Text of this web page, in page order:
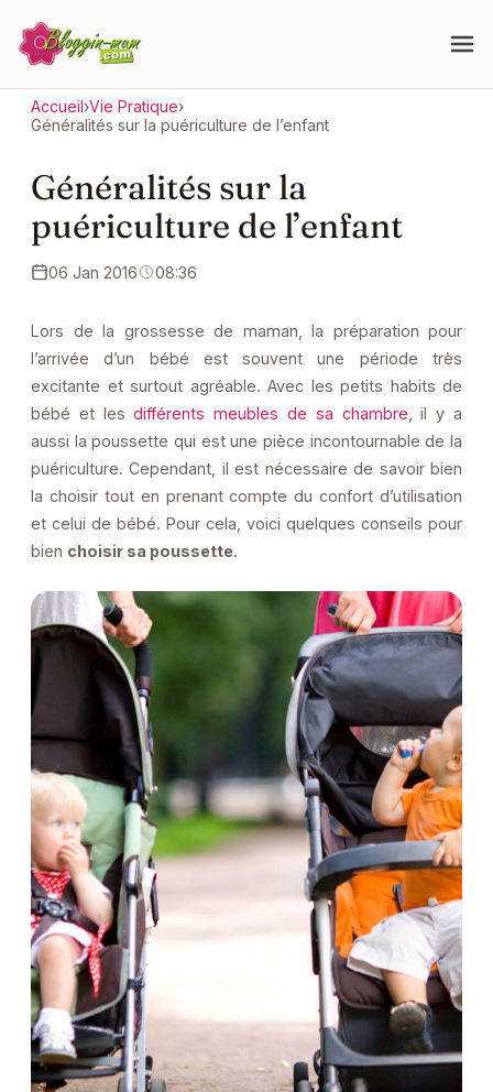
Accueil›Vie Pratique›
Généralités sur la puériculture de l’enfant
Généralités sur la
puériculture de l’enfant
06 Jan 2016 08:36
Lors de la grossesse de maman, la préparation pour
l’arrivée d’un bébé est souvent une période très
excitante et surtout agréable. Avec les petits habits de
bébé et lesdifférents meubles de sa chambre , il y a
aussi la poussette qui est une pièce incontournable de la
puériculture. Cependant, il est nécessaire de savoir bien
la choisir tout en prenant compte du confort d’utilisation
et celui de bébé. Pour cela, voici quelques conseils pour
bien choisir sa poussette.